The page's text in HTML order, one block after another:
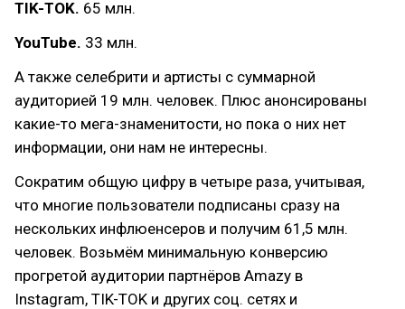
TIK-TOK. 65 млн.
YouTube. 33 млн.
А также селебрити и артисты с суммарной
аудиторией 19 млн. человек. Плюс анонсированы
какие-то мега-знаменитости, но пока о них нет
информации, они нам не интересны.
Сократим общую цифру в четыре раза, учитывая,
что многие пользователи подписаны сразу на
нескольких инфлюенсеров и получим 61,5 млн.
человек. Возьмём минимальную конверсию
прогретой аудитории партнёров Amazy в
Instagram, TIK-TOK и других соц. сетях и